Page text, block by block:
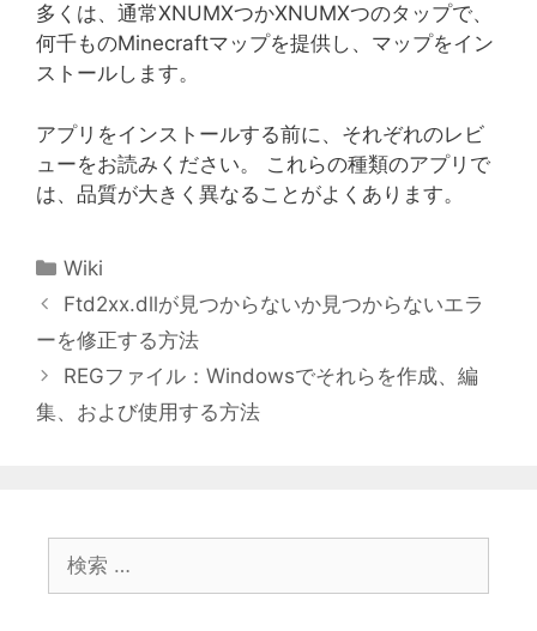
多くは、通常XNUMXつかXNUMXつのタップで、
何千ものMinecraftマップを提供し、マップをイン
ストールします。
アプリをインストールする前に、それぞれのレビ
ューをお読みください。 これらの種類のアプリで
は、品質が大きく異なることがよくあります。
カ
テ
リ
ー
Wiki
Ftd2xx.dllが見つからないか見つからないエラ
ーを修正する方法
REGファイル：Windowsでそれらを作成、編
集、および使用する方法
索: